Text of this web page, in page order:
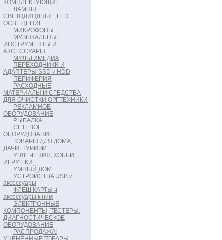
КОМПЛЕКТУЮЩИЕ
ЛАМПЫ
СВЕТОДИОДНЫЕ, LED
ОСВЕЩЕНИЕ
МИКРОФОНЫ
МУЗЫКАЛЬНЫЕ
ИНСТРУМЕНТЫ И
АКСЕССУАРЫ
МУЛЬТИМЕДИА
ПЕРЕХОДНИКИ И
АДАПТЕРЫ SSD и HDD
ПЕРИФЕРИЯ
РАСХОДНЫЕ
МАТЕРИАЛЫ И СРЕДСТВА
ДЛЯ ОЧИСТКИ ОРГТЕХНИКИ
РЕКЛАМНОЕ
ОБОРУДОВАНИЕ
РЫБАЛКА
СЕТЕВОЕ
ОБОРУДОВАНИЕ
ТОВАРЫ ДЛЯ ДОМА,
ДАЧИ. ТУРИЗМ
УВЛЕЧЕНИЯ, ХОББИ,
ИГРУШКИ
УМНЫЙ ДОМ
УСТРОЙСТВА USB и
аксессуары
ФЛЕШ КАРТЫ и
аксессуары к ним
ЭЛЕКТРОННЫЕ
КОМПОНЕНТЫ, ТЕСТЕРЫ,
ДИАГНОСТИЧЕСКОЕ
ОБОРУДОВАНИЕ
РАСПРОДАЖА!
УЦЕНЕННЫЕ ТОВАРЫ